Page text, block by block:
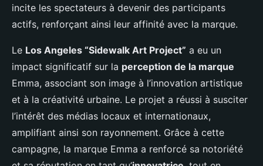
incite les spectateurs à devenir des participants
actifs, renforçant ainsi leur affinité avec la marque.
Le Los Angeles “Sidewalk Art Project” a eu un
impact significatif sur la perception de la marque
Emma, associant son image à l’innovation artistique
et à la créativité urbaine. Le projet a réussi à susciter
l’intérêt des médias locaux et internationaux,
amplifiant ainsi son rayonnement. Grâce à cette
campagne, la marque Emma a renforcé sa notoriété